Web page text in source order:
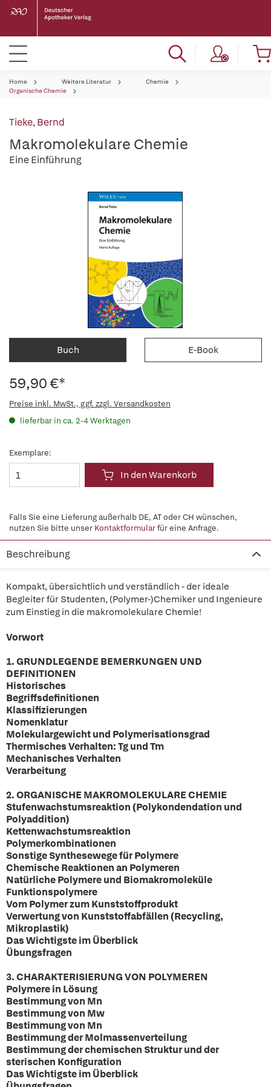
Home Weitere Literatur
Chemie
Organische Chemie
Tieke, Bernd
Makromolekulare Chemie
Eine Einführung
Buch E-Book
59,90 €*
Preise inkl. MwSt., ggf. zzgl. Versandkosten
lieferbar in ca. 2-4 Werktagen
Exemplare:
In den Warenkorb
Falls Sie eine Lieferung außerhalb DE, AT oder CH wünschen,
nutzen Sie bitte unser Kontaktformularfür eine Anfrage.
Beschreibung
Kompakt, übersichtlich und verständlich - der ideale
Begleiter für Studenten, (Polymer-)Chemiker und Ingenieure
zum Einstieg in die makromolekulare Chemie!
Vorwort
1. GRUNDLEGENDE BEMERKUNGEN UND
DEFINITIONEN
Historisches
Begriffsdefinitionen
Klassifizierungen
Nomenklatur
Molekulargewicht und Polymerisationsgrad
Thermisches Verhalten: Tg und Tm
Mechanisches Verhalten
Verarbeitung
2. ORGANISCHE MAKROMOLEKULARE CHEMIE
Stufenwachstumsreaktion (Polykondendation und
Polyaddition)
Kettenwachstumsreaktion
Polymerkombinationen
Sonstige Synthesewege für Polymere
Chemische Reaktionen an Polymeren
Natürliche Polymere und Biomakromoleküle
Funktionspolymere
Vom Polymer zum Kunststoffprodukt
Verwertung von Kunststoffabfällen (Recycling,
Mikroplastik)
Das Wichtigste im Überblick
Übungsfragen
3. CHARAKTERISIERUNG VON POLYMEREN
Polymere in Lösung
Bestimmung von Mn
Bestimmung von Mw
Bestimmung von Mn
Bestimmung der Molmassenverteilung
Bestimmung der chemischen Struktur und der
sterischen Konfiguration
Das Wichtigste im Überblick